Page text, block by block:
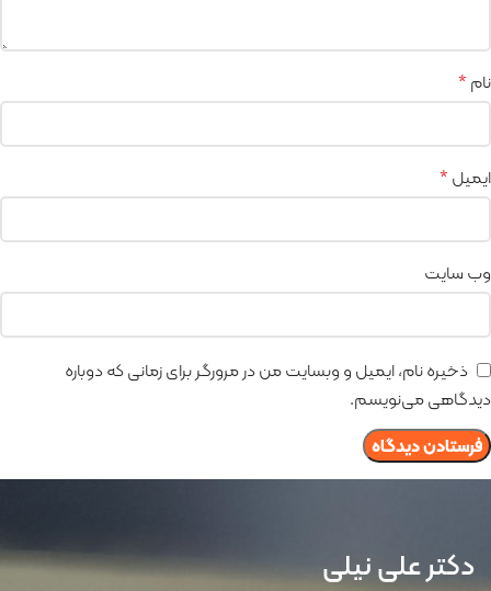
نام*
ایمیل*
وب‌ سایت
ذخیره نام، ایمیل و وبسایت من در مرورگر برای زمانی که دوباره
دیدگاهی می‌نویسم.
دکتر علی نیلی